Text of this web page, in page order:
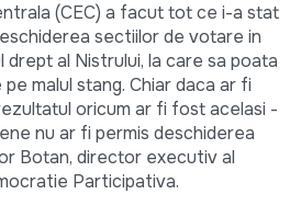
(CEC) a facut tot ce i-a stat
sectiilor de votare in
drept al Nistrului, la care sa poata
malul stang. Chiar daca ar fi
oricum ar fi fost acelasi -
nu ar fi permis deschiderea
Botan, director executiv al
Participativa.